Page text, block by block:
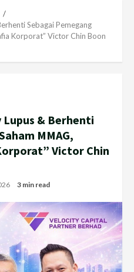
Sebagai Pemegang
Korporat” Victor Chin Boon
Lupus & Berhenti
MMAG,
Victor Chin
3 min read